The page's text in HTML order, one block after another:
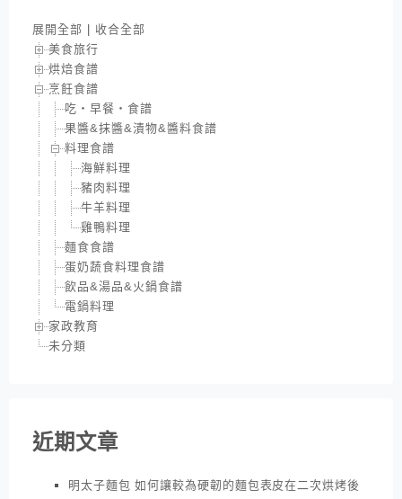
展開全部
收合全部
美食旅行
烘焙食譜
烹飪食譜
吃‧早餐‧食譜
果醬&抹醬&漬物&醬料食譜
料理食譜
海鮮料理
豬肉料理
牛羊料理
雞鴨料理
麵食食譜
蛋奶蔬食料理食譜
飲品&湯品&火鍋食譜
電鍋料理
家政教育
未分類
近期文章
明太子麵包 如何讓較為硬韌的麵包表皮在二次烘烤後